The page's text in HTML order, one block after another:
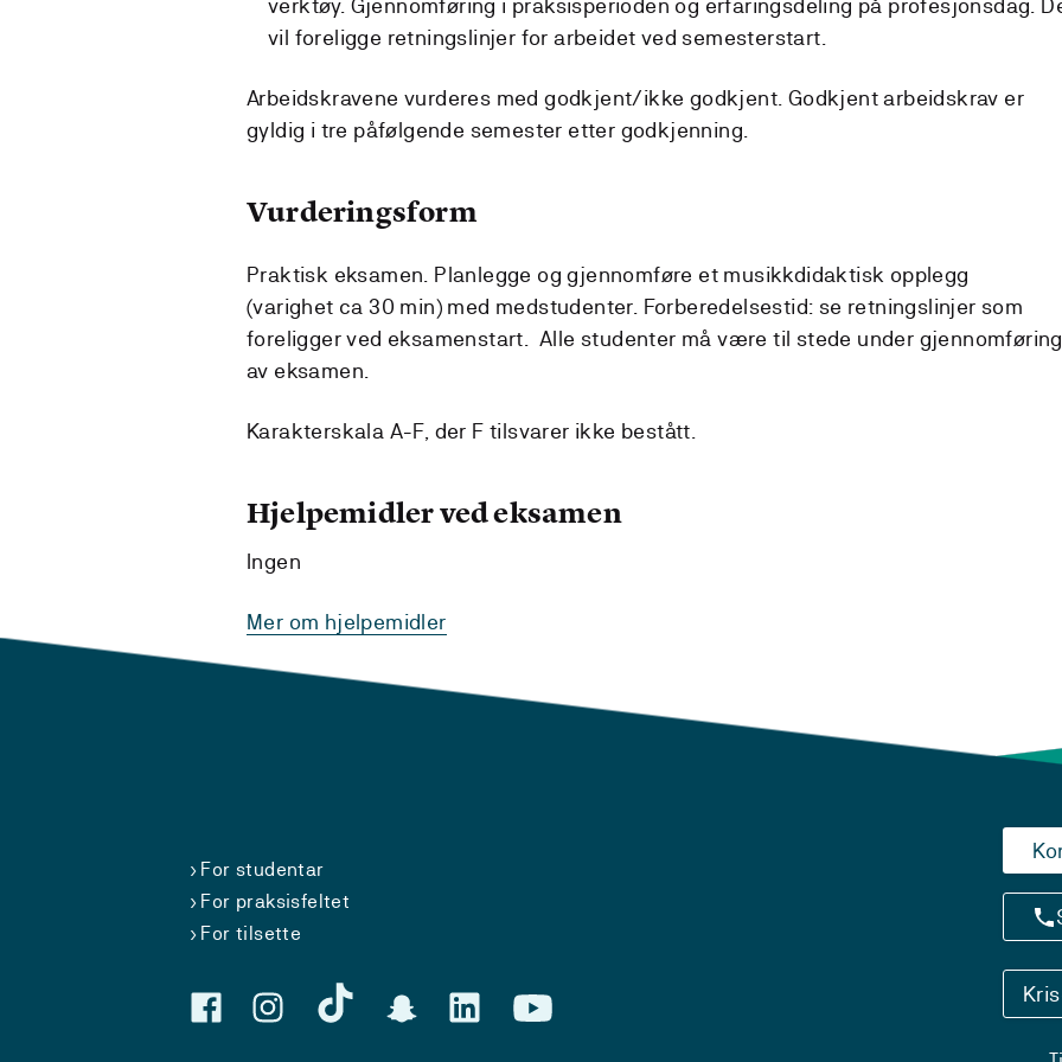
vil foreligge retningslinjer for arbeidet ved semesterstart.
Arbeidskravene vurderes med godkjent/ikke godkjent. Godkjent arbeidskrav er
gyldig i tre påfølgende semester etter godkjenning.
Vurderingsform
Praktisk eksamen. Planlegge og gjennomføre et musikkdidaktisk opplegg
(varighet ca 30 min) med medstudenter. Forberedelsestid: se retningslinjer som
foreligger ved eksamenstart. Alle studenter må være til stede under gjennomføring
av eksamen.
Karakterskala A-F, der F tilsvarer ikke bestått.
Hjelpemidler ved eksamen
Ingen
Mer om hjelpemidler
For studentar
For praksisfeltet
For tilsette